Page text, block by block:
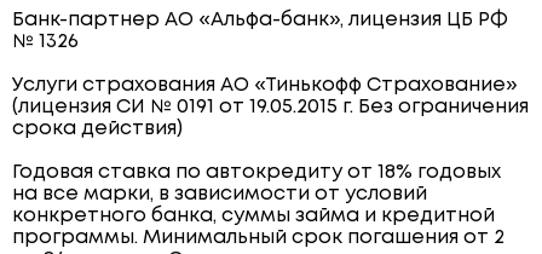
Банк-партнер АО «Альфа-банк», лицензия ЦБ РФ
№ 1326
Услуги страхования АО «Тинькофф Страхование»
(лицензия СИ № 0191 от 19.05.2015 г. Без ограничения
срока действия)
Годовая ставка по автокредиту от 18% годовых
на все марки, в зависимости от условий
конкретного банка, суммы займа и кредитной
программы. Минимальный срок погашения от 2